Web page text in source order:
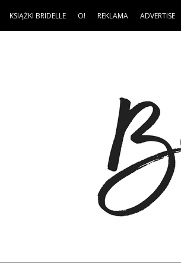
KSIĄŻKI BRIDELLE O! REKLAMA ADVERTISE